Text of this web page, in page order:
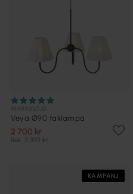
Veya Ø90 taklampa
2 700 kr
Rek. 3 399 kr
KAMPANJ